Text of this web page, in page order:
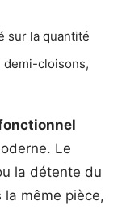
sur la quantité
demi-cloisons,
Le
la détente du
même pièce,